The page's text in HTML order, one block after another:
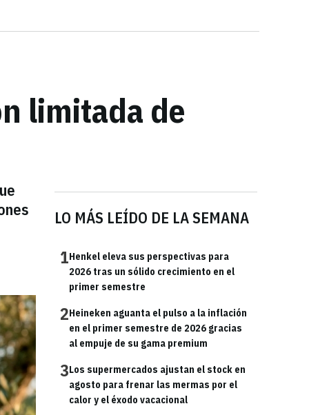
limitada de
LO MÁS LEÍDO DE LA SEMANA
1Henkel eleva sus perspectivas para
2026 tras un sólido crecimiento en el
primer semestre
2Heineken aguanta el pulso a la inflación
en el primer semestre de 2026 gracias
al empuje de su gama premium
3Los supermercados ajustan el stock en
agosto para frenar las mermas por el
calor y el éxodo vacacional